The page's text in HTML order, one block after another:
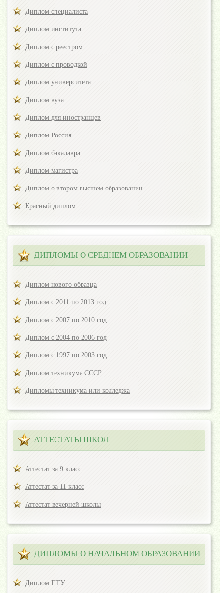
Диплом специалиста
Диплом института
Диплом с реестром
Диплом с проводкой
Диплом университета
Диплом вуза
Диплом для иностранцев
Диплом Россия
Диплом бакалавра
Диплом магистра
Диплом о втором высшем образовании
Красный диплом
ДИПЛОМЫ О СРЕДНЕМ ОБРАЗОВАНИИ
Диплом нового образца
Диплом с 2011 по 2013 год
Диплом с 2007 по 2010 год
Диплом с 2004 по 2006 год
Диплом с 1997 по 2003 год
Диплом техникума СССР
Дипломы техникума или колледжа
АТТЕСТАТЫ ШКОЛ
Аттестат за 9 класс
Аттестат за 11 класс
Аттестат вечерней школы
ДИПЛОМЫ О НАЧАЛЬНОМ ОБРАЗОВАНИИ
Диплом ПТУ